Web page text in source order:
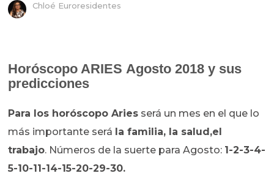
Chloé Euroresidentes
Horóscopo ARIES Agosto 2018y sus
predicciones
Para los horóscopo Aries será un mes en el que lo
más importante será la familia, la salud,el
trabajo. Números de la suerte para Agosto: 1-2-3-4-
5-10-11-14-15-20-29-30.